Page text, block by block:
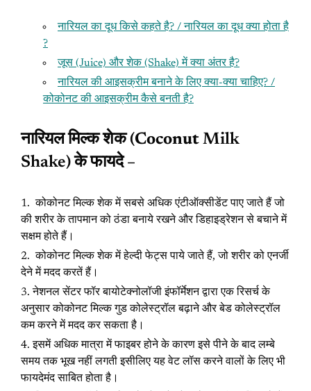
नारियल का दूध किसे कहते है? / नारियल का दूध क्या होता है
?
जूस (Juice) और शेक (Shake) में क्या अंतर है?
नारियल की आइसक्रीम बनाने के लिए क्या-क्या चाहिए? /
कोकोनट की आइसक्रीम कैसे बनती है?
नारियल मिल्क शेक (Coconut Milk
Shake) के फायदे –
कोकोनट मिल्क शेक में सबसे अधिक एंटीऑक्सीडेंट पाए जाते हैं जो
की शरीर के तापमान को ठंडा बनाये रखने और डिहाइड्रेशन से बचाने में
सक्षम होते हैं।
कोकोनट मिल्क शेक में हेल्दी फेट्स पाये जाते हैं, जो शरीर को एनर्जी
देने में मदद करतें हैं।
नेशनल सेंटर फॉर बायोटेक्नोलॉजी इंफॉर्मेशन द्वारा एक रिसर्च के
अनुसार कोकोनट मिल्क गुड कोलेस्ट्रॉल बढ़ाने और बेड कोलेस्ट्रॉल
कम करने में मदद कर सकता है।
इसमें अधिक मात्रा में फाइबर होने के कारण इसे पीने के बाद लम्बे
समय तक भूख नहीं लगती इसीलिए यह वेट लॉस करने वालों के लिए भी
फायदेमंद साबित होता है।